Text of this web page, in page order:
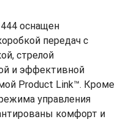
444 оснащен
передач с
стрелой
и эффективной
Product Link™. Кроме
управления
комфорт и